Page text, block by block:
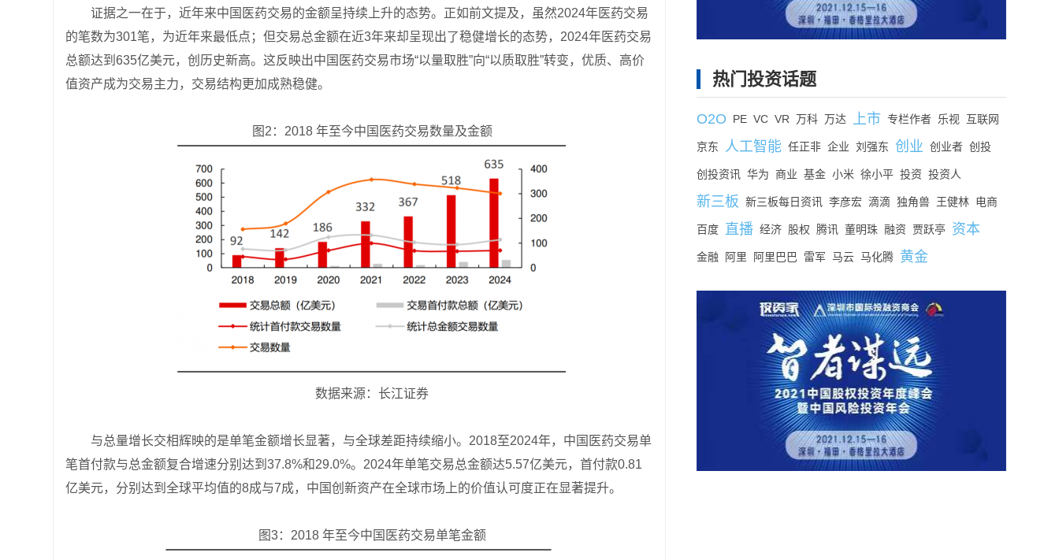
证据之一在于，近年来中国医药交易的金额呈持续上升的态势。正如前文提及，虽然2024年医药交易
的笔数为301笔，为近年来最低点；但交易总金额在近3年来却呈现出了稳健增长的态势，2024年医药交易
总额达到635亿美元，创历史新高。这反映出中国医药交易市场“以量取胜”向“以质取胜”转变，优质、高价
值资产成为交易主力，交易结构更加成熟稳健。
图2：2018 年至今中国医药交易数量及金额
数据来源：长江证券
与总量增长交相辉映的是单笔金额增长显著，与全球差距持续缩小。2018至2024年，中国医药交易单
笔首付款与总金额复合增速分别达到37.8%和29.0%。2024年单笔交易总金额达5.57亿美元，首付款0.81
亿美元，分别达到全球平均值的8成与7成，中国创新资产在全球市场上的价值认可度正在显著提升。
图3：2018 年至今中国医药交易单笔金额
热门投资话题
O2O PE VC VR 万科 万达 上市 专栏作者 乐视 互联网
京东 人工智能 任正非 企业 刘强东 创业 创业者 创投
创投资讯 华为 商业 基金 小米 徐小平 投资 投资人
新三板 新三板每日资讯 李彦宏 滴滴 独角兽 王健林 电商
百度 直播 经济 股权 腾讯 董明珠 融资 贾跃亭 资本
金融 阿里 阿里巴巴 雷军 马云 马化腾 黄金